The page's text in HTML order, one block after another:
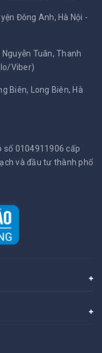
Đông Anh, Hà Nội -
Tuân, Thanh
Viber)
Biên, Long Biên, Hà
số 0104911906 cấp
và đầu tư thành phố